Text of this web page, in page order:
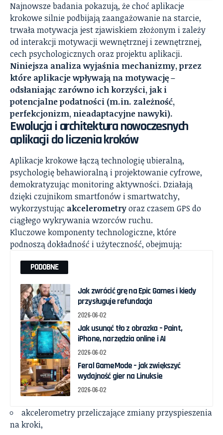
Najnowsze badania pokazują, że choć aplikacje
krokowe silnie podbijają zaangażowanie na starcie,
trwała motywacja jest zjawiskiem złożonym i zależy
od interakcji motywacji wewnętrznej i zewnętrznej,
cech psychologicznych oraz projektu aplikacji.
Niniejsza analiza wyjaśnia mechanizmy, przez
które aplikacje wpływają na motywację –
odsłaniając zarówno ich korzyści, jak i
potencjalne podatności (m.in. zależność,
perfekcjonizm, nieadaptacyjne nawyki).
Ewolucja i architektura nowoczesnych
aplikacji do liczenia kroków
Aplikacje krokowe łączą technologię ubieralną,
psychologię behawioralną i projektowanie cyfrowe,
demokratyzując monitoring aktywności. Działają
dzięki czujnikom smartfonów i smartwatchy,
wykorzystując akcelerometryoraz czasem GPS do
ciągłego wykrywania wzorców ruchu.
Kluczowe komponenty technologiczne, które
podnoszą dokładność i użyteczność, obejmują:
PODOBNE
Jak zwrócić grę na Epic Games i kiedy
przysługuje refundacja
2026-06-02
Jak usunąć tło z obrazka – Paint,
iPhone, narzędzia online i AI
2026-06-02
Feral GameMode – jak zwiększyć
wydajność gier na Linuksie
2026-06-02
akcelerometry przeliczające zmiany przyspieszenia
na kroki,